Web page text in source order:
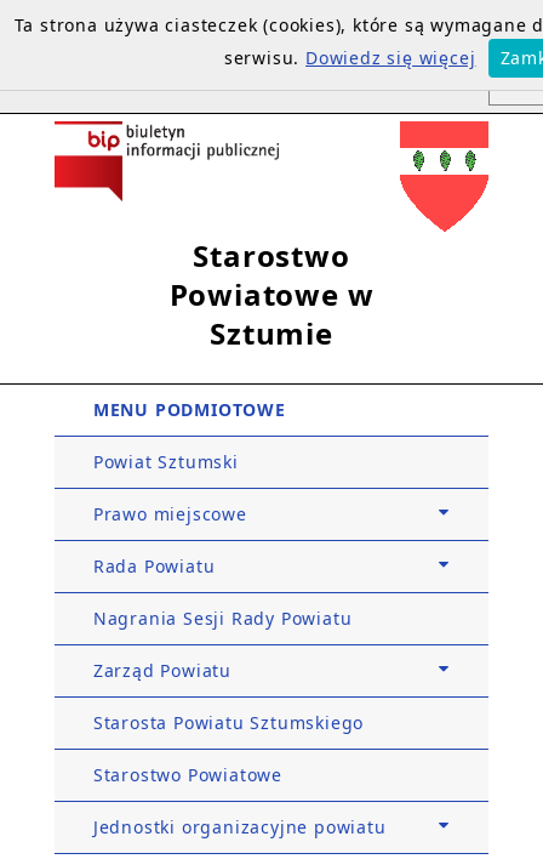
Starostwo
Powiatowe w
Sztumie
MENU PODMIOTOWE
Powiat Sztumski
Prawo miejscowe
Rada Powiatu
Nagrania Sesji Rady Powiatu
Zarząd Powiatu
Starosta Powiatu Sztumskiego
Starostwo Powiatowe
Jednostki organizacyjne powiatu
Ta strona używa ciasteczek (cookies), które są wymagane
serwisu. Dowiedz się więcej